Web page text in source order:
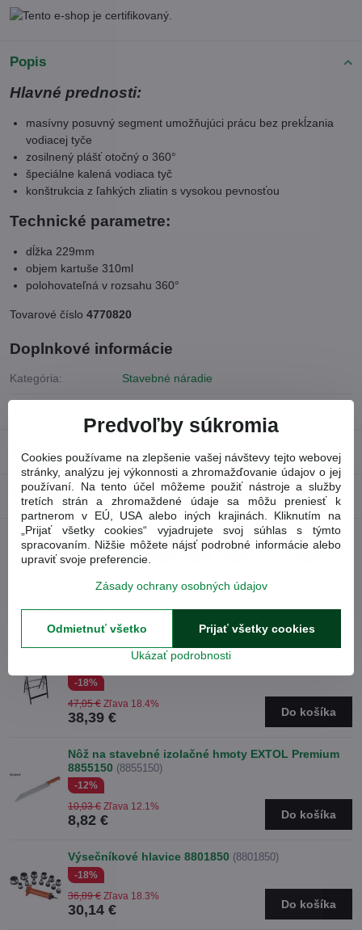
Popis
Hlavné prednosti:
masívny posuvný segment umožňujúci prácu bez prekĺzania
vodiacej tyče
zosilnený plášť otočný o 360°
špeciálne kalená vodiaca tyč
konštrukcia z ľahkých zliatin s vysokou pevnosťou
Technické parametre:
dĺžka 229mm
objem kartuše 310ml
polohovateľná v rozsahu 360°
Tovarové číslo 4770820
Doplnkové informácie
Kategória: Stavebné náradie
Recenzie
Diskusia 0
FacebookTwitter Bluesky PinterestReddit
Obľúbené produkty
Podstavec pracovný skladací kovový EXTOL Craft
-18%
38,39 €
47,05 € Zľava 18.4%
Do košíka
Nôž na stavebné izolačné hmoty EXTOL Premium
8855150 (8855150)
-12%
8,82 €
10,03 € Zľava 12.1%
Do košíka
Výsečníkové hlavice 8801850 (8801850)
-18%
30,14 €
36,89 € Zľava 18.3%
Do košíka
Predvoľby súkromia
Cookies používame na zlepšenie vašej návštevy tejto webovej
stránky, analýzu jej výkonnosti a zhromažďovanie údajov o jej
používaní. Na tento účel môžeme použiť nástroje a služby
tretích strán a zhromaždené údaje sa môžu preniesť k
partnerom v EÚ, USA alebo iných krajinách. Kliknutím na
„Prijať všetky cookies“ vyjadrujete svoj súhlas s týmto
spracovaním. Nižšie môžete nájsť podrobné informácie alebo
upraviť svoje preferencie.
Zásady ochrany osobných údajov
Ukázať podrobnosti
Prijať všetky cookies
Odmietnuť všetko